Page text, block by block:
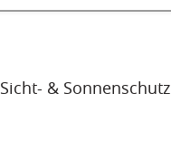
Sicht- & Sonnenschutz